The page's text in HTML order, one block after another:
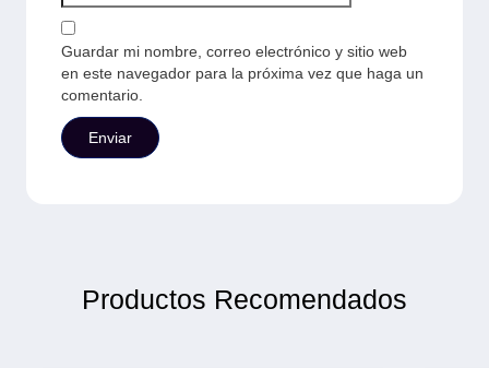
Guardar mi nombre, correo electrónico y sitio web
en este navegador para la próxima vez que haga un
comentario.
Productos Recomendados